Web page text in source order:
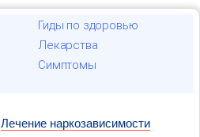
Гиды по здоровью
Лекарства
Симптомы
Лечение наркозависимости